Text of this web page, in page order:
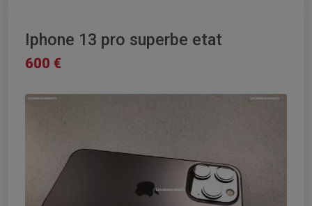
Iphone 13 pro superbe etat
600 €